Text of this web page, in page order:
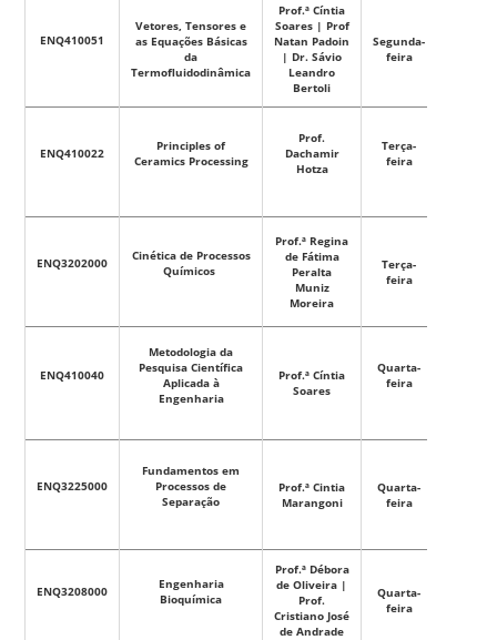
ENQ410051
Vetores, Tensores e
as Equações Básicas
da
Termofluidodinâmica
Prof.ª Cíntia
Soares | Prof
Natan Padoin
| Dr. Sávio
Leandro
Bertoli
Segunda-
feira
ENQ410022
Principles of
Ceramics Processing
Prof.
Dachamir
Hotza
Terça-
feira
ENQ3202000
Cinética de Processos
Químicos
Prof.ª Regina
de Fátima
Peralta
Muniz
Moreira
Terça-
feira
ENQ410040
Metodologia da
Pesquisa Científica
Aplicada à
Engenharia
Prof.ª Cíntia
Soares
Quarta-
feira
ENQ3225000
Fundamentos em
Processos de
Separação
Prof.ª Cintia
Marangoni
Quarta-
feira
ENQ3208000
Engenharia
Bioquímica
Prof.ª Débora
de Oliveira |
Prof.
Cristiano José
de Andrade
Quarta-
feira